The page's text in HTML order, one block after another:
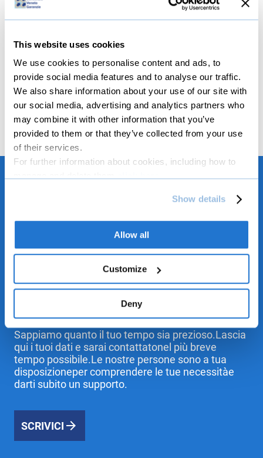
This website uses cookies
We use cookies to personalise content and ads, to
provide social media features and to analyse our traffic.
We also share information about your use of our site with
our social media, advertising and analytics partners who
may combine it with other information that you’ve
provided to them or that they’ve collected from your use
of their services.
For further information about cookies, including how to
Show details
Allow all
Customize
Deny
rafforzamento del tessuto economico e sociale delle aree
rurali. Le attività extra agricole considerate sono di tipo:
Termine presentazione delle domande di aiuto: 17 giugno
file_download Scheda sintetica bando
Entra in contatto con noi!
Sappiamo quanto il tuo tempo sia prezioso.Lascia
qui i tuoi dati e sarai contattatonel più breve
tempo possibile.Le nostre persone sono a tua
disposizioneper comprendere le tue necessitàe
darti subito un supporto.
SCRIVICI